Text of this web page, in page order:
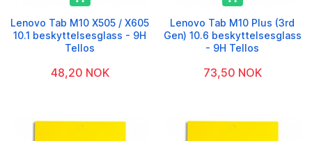
Lenovo Tab M10 X505 / X605
10.1 beskyttelsesglass - 9H
Tellos
48,20 NOK
Lenovo Tab M10 Plus (3rd
Gen) 10.6 beskyttelsesglass
- 9H Tellos
73,50 NOK